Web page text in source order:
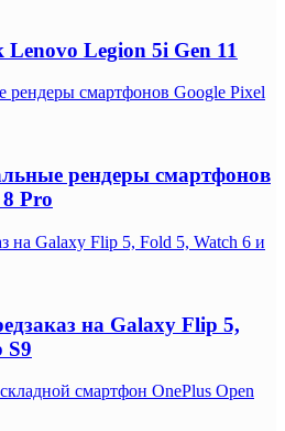
Lenovo Legion 5i Gen 11
рендеры смартфонов Google Pixel
рендеры смартфонов
Pro
на Galaxy Flip 5, Fold 5, Watch 6 и
на Galaxy Flip 5,
S9
смартфон OnePlus Open